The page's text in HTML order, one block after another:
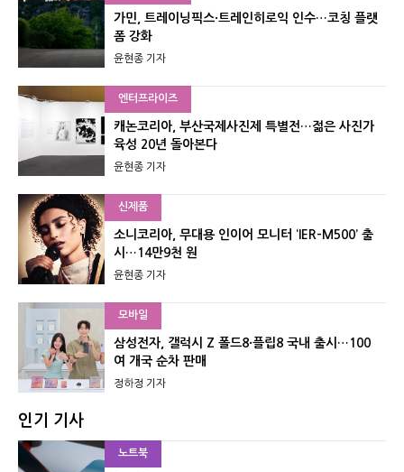
가민, 트레이닝픽스·트레인히로익 인수…코칭 플랫
폼 강화
윤현종 기자
엔터프라이즈
캐논코리아, 부산국제사진제 특별전…젊은 사진가
육성 20년 돌아본다
윤현종 기자
신제품
소니코리아, 무대용 인이어 모니터 ‘IER-M500’ 출
시…14만9천 원
윤현종 기자
모바일
삼성전자, 갤럭시 Z 폴드8·플립8 국내 출시…100
여 개국 순차 판매
정하정 기자
인기 기사
노트북